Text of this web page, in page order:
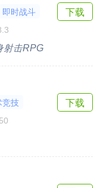
即时战斗
射击RPG
下载
竞技
下载